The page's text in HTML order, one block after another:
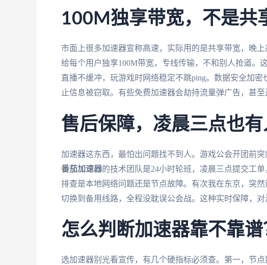
100M独享带宽，不是共
市面上很多加速器宣称高速，实际用的是共享带宽，晚上
给每个用户独享100M带宽，专线传输，不和别人抢道。
直播不缓冲，玩游戏时网络稳定不跳ping。数据安全加
止信息被窃取。有些免费加速器会劫持流量弹广告，甚
售后保障，凌晨三点也
加速器这东西，最怕出问题找不到人。游戏公会开团前
番茄加速器的技术团队是24小时轮班，凌晨三点提交工
排查是本地网络问题还是节点故障。有次我在东京，突
切换到备用线路，全程没耽误公会战。这种实时保障，对
怎么判断加速器靠不靠
选加速器别光看宣传，有几个硬指标必须查。第一，节